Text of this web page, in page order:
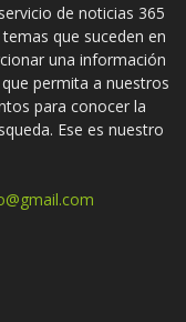
de noticias 365
que suceden en
una información
permita a nuestros
para conocer la
Ese es nuestro